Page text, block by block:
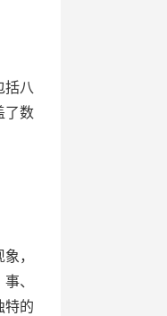
括八
了数
，
、
特的